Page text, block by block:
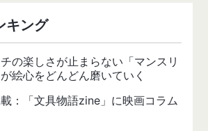
キング
の楽しさが止まらない「マンスリ
絵心をどんどん磨いていく
：「文具物語zine」に映画コラム